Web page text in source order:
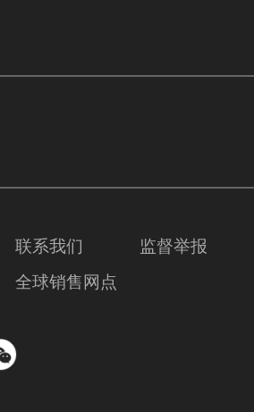
联系我们
监督举报
全球销售网点